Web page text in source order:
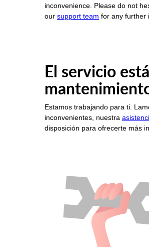
inconvenience. Please do not
our support team for any further
El servicio
Estamos trabajando para ti.
inconvenientes, nuestra
disposición para ofrecerte más